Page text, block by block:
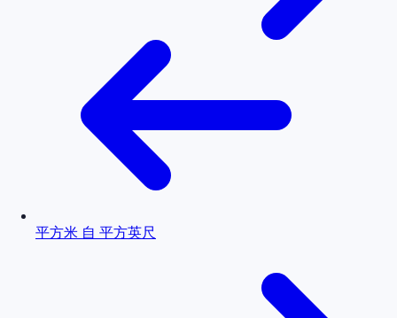
平方米 自 平方英尺